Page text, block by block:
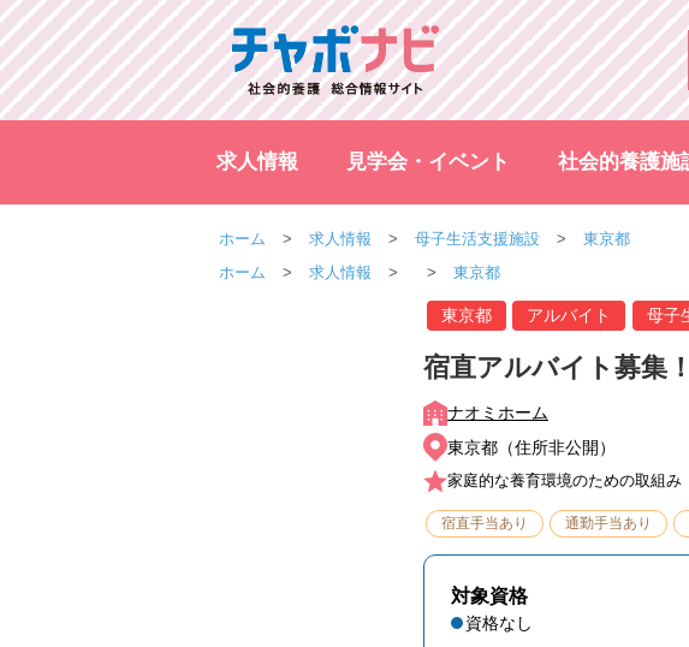
求人情報 見学会・イベント 社会的養護施
ホーム 求人情報 母子生活支援施設
東京都
ホーム
求人情報 東京都
東京都 アルバイト 母子
宿直アルバイト募集！
ナオミホーム
東京都（住所非公開）
家庭的な養育環境のための取組
宿直手当あり 通勤手当あり
対象資格
資格なし